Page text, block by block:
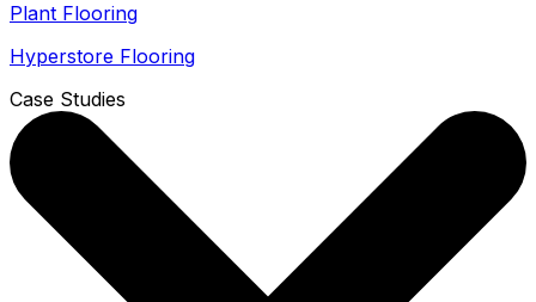
Plant Flooring
Hyperstore Flooring
Case Studies